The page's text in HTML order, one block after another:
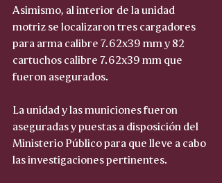
Asimismo, al interior de la unidad
motriz se localizaron tres cargadores
para arma calibre 7.62x39 mm y 82
cartuchos calibre 7.62x39 mm que
fueron asegurados.
La unidad y las municiones fueron
aseguradas y puestas a disposición del
Ministerio Público para que lleve a cabo
las investigaciones pertinentes.